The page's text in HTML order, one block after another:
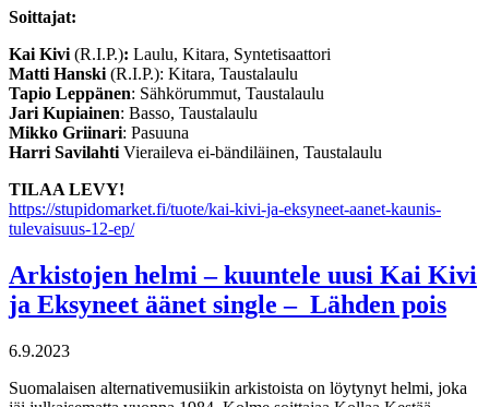
Soittajat:
Kai Kivi (R.I.P.): Laulu, Kitara, Syntetisaattori
Matti Hanski (R.I.P.): Kitara, Taustalaulu
Tapio Leppänen: Sähkörummut, Taustalaulu
Jari Kupiainen: Basso, Taustalaulu
Mikko Griinari: Pasuuna
Harri Savilahti Vieraileva ei-bändiläinen, Taustalaulu
TILAA LEVY!
https://stupidomarket.fi/tuote/kai-kivi-ja-eksyneet-aanet-kaunis-
tulevaisuus-12-ep/
Arkistojen helmi – kuuntele uusi Kai Kivi
ja Eksyneet äänet single – Lähden pois
6.9.2023
Suomalaisen alternativemusiikin arkistoista on löytynyt helmi, joka